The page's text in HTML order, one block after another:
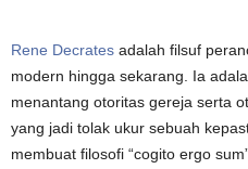
Rene Decrates adalah filsuf
modern hingga sekarang. Ia
menantang otoritas gereja serta
yang jadi tolak ukur sebuah
membuat filosofi “cogito ergo